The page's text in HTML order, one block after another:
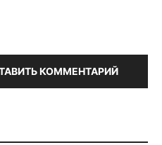
КОММЕНТАРИЙ